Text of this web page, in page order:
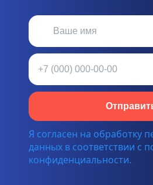
Я согласен на обработку
данных в соответствии с
конфиденциальности.